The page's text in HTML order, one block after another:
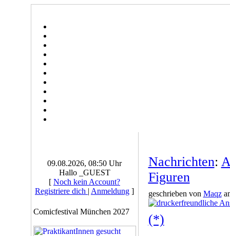
09.08.2026, 08:50 Uhr
Hallo _GUEST
[ Noch kein Account?
Registriere dich | Anmeldung ]
Comicfestival München 2027
Nachrichten:
Figuren
geschrieben von Maqz
(*)